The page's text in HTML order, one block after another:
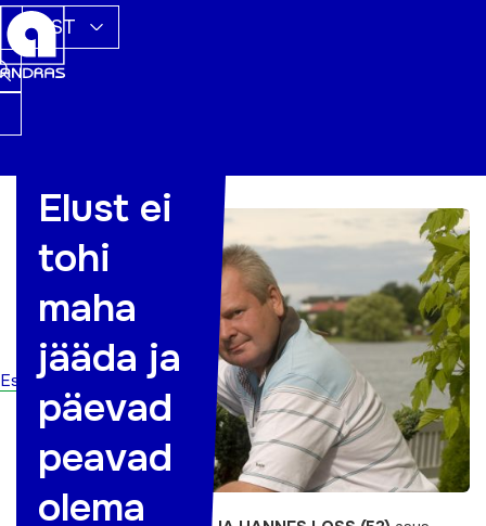
EST
Esileht
Elust ei
tohi
maha
jääda ja
päevad
peavad
olema